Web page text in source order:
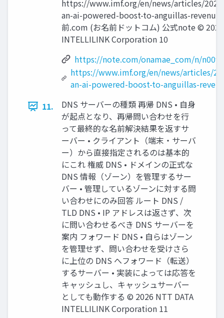
https://www.imf.org/en/news/articles/
an-ai-powered-boost-to-anguillas-
前.com (お名前ドットコム) 公式note ©
INTELLILINK Corporation 10
https://note.com/onamae_com/n/
https://www.imf.org/en/news/articles/
an-ai-powered-boost-to-anguillas-
11.
DNS サーバーの種類 再帰 DNS • 自身
が起点となり、再帰問い合わせを行
って最終的な名前解決結果を返すサ
ーバー • クライアント（端末・サーバ
ー）から直接指定されるのは基本的
にこれ 権威 DNS • ドメインの正式な
DNS 情報（ゾーン）を管理するサー
バー • 管理しているゾーンに対する問
い合わせにのみ回答 ルート DNS /
TLD DNS • IP アドレスは返さず、次
に問い合わせるべき DNS サーバーを
案内 フォワード DNS • 自らはゾーン
を管理せず、問い合わせを受けさら
に上位の DNS へフォワード（転送）
するサーバー • 実装によっては応答を
キャッシュし、キャッシュサーバー
としても動作する © 2026 NTT DATA
INTELLILINK Corporation 11